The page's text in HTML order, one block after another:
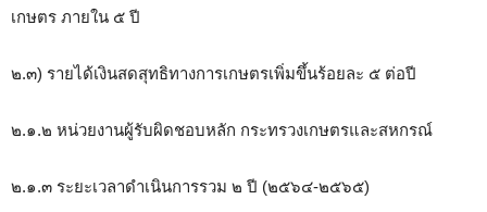
เกษตร ภายใน ๕ ปี
๒.๓) รายได้เงินสดสุทธิทางการเกษตรเพิ่มขึ้นร้อยละ ๕ ต่อปี
๒.๑.๒ หน่วยงานผู้รับผิดชอบหลัก กระทรวงเกษตรและสหกรณ์
๒.๑.๓ ระยะเวลาดำเนินการรวม ๒ ปี (๒๕๖๔-๒๕๖๕)